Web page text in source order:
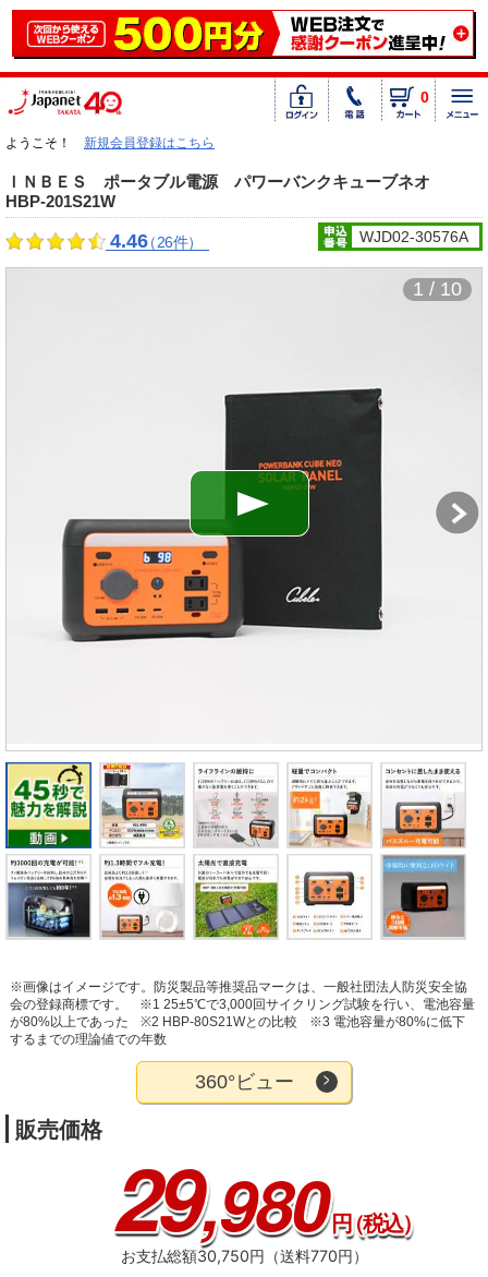
0
ようこそ！ 新規会員登録はこちら
ＩＮＢＥＳ ポータブル電源 パワーバンクキューブネオ
HBP-201S21W
4.46（26件） WJD02-30576A
1 / 10
※画像はイメージです。防災製品等推奨品マークは、一般社団法人防災安全協
会の登録商標です。
※1 25±5℃で3,000回サイクリング試験を行い、電池容量
が80%以上であった
※2 HBP-80S21Wとの比較
※3 電池容量が80%に低下
するまでの理論値での年数
360°ビュー
販売価格
29,980円（税込）
お支払総額30,750円（送料770円）